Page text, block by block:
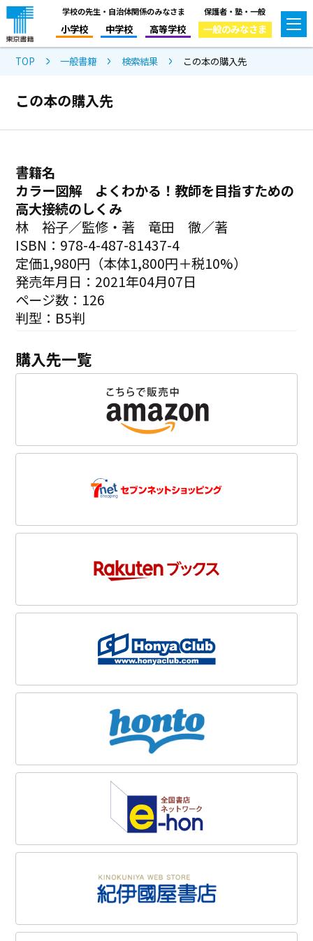
学校の先生・自治体関係のみなさま
小学校 中学校 高等学校
保護者・塾・一般
一般のみなさま
TOP 一般書籍 検索結果 この本の購入先
この本の購入先
書籍名
カラー図解 よくわかる！教師を目指すための
高大接続のしくみ
林 裕子／監修・著 竜田 徹／著
ISBN：978-4-487-81437-4
定価1,980円（本体1,800円＋税10%）
発売年月日：2021年04月07日
ページ数：126
判型：B5判
購入先一覧